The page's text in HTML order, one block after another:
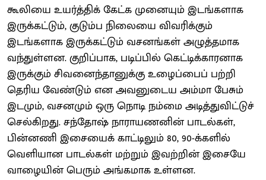
கூலியை உயர்த்திக் கேட்க முனையும் இடங்களாக
இருக்கட்டும், குடும்ப நிலையை விவரிக்கும்
இடங்களாக இருக்கட்டும் வசனங்கள் அழுத்தமாக
வந்துள்ளன. குறிப்பாக, படிப்பில் கெட்டிக்காரனாக
இருக்கும் சிவனைந்தானுக்கு உழைப்பைப் பற்றி
தெரிய வேண்டும் என அவனுடைய அம்மா பேசும்
இடமும், வசனமும் ஒரு நொடி நம்மை அடித்துவிட்டுச்
செல்கிறது. சந்தோஷ் நாராயணனின் பாடல்கள்,
பின்னணி இசையைக் காட்டிலும் 80, 90-க்களில்
வெளியான பாடல்கள் மற்றும் இவற்றின் இசையே
வாழையின் பெரும் அங்கமாக உள்ளன.